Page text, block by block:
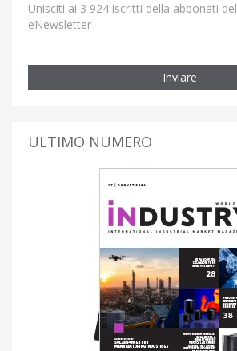
Unisciti ai 3 924 iscritti della abbonati
eNewsletter
Inviare
ULTIMO NUMERO